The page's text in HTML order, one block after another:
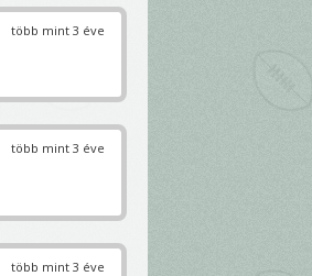
több mint 3 éve
több mint 3 éve
több mint 3 éve